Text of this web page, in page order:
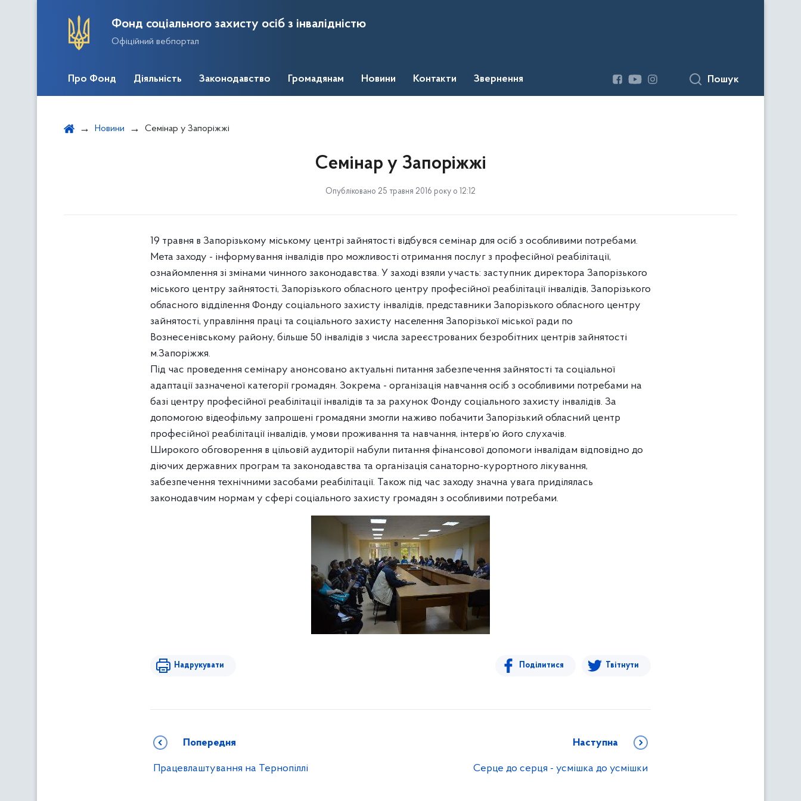
Фонд соціального захисту осіб з інвалідністю
Офіційний вебпортал
Про Фонд Діяльність Законодавство Громадянам Новини Контакти Звернення Пошук
Новини Семінар у Запоріжжі
Семінар у Запоріжжі
Опубліковано 25 травня 2016 року о 12:12
19 травня в Запорізькому міському центрі зайнятості відбувся семінар для осіб з особливими потребами.
Мета заходу - інформування інвалідів про можливості отримання послуг з професійної реабілітації,
ознайомлення зі змінами чинного законодавства. У заході взяли участь: заступник директора Запорізького
міського центру зайнятості, Запорізького обласного центру професійної реабілітації інвалідів, Запорізького
обласного відділення Фонду соціального захисту інвалідів, представники Запорізького обласного центру
зайнятості, управління праці та соціального захисту населення Запорізької міської ради по
Вознесенівському району, більше 50 інвалідів з числа зареєстрованих безробітних центрів зайнятості
м.Запоріжжя.
Під час проведення семінару анонсовано актуальні питання забезпечення зайнятості та соціальної
адаптації зазначеної категорії громадян. Зокрема - організація навчання осіб з особливими потребами на
базі центру професійної реабілітації інвалідів та за рахунок Фонду соціального захисту інвалідів. За
допомогою відеофільму запрошені громадяни змогли наживо побачити Запорізький обласний центр
професійної реабілітації інвалідів, умови проживання та навчання, інтерв’ю його слухачів.
Широкого обговорення в цільовій аудиторії набули питання фінансової допомоги інвалідам відповідно до
діючих державних програм та законодавства та організація санаторно-курортного лікування,
забезпечення технічними засобами реабілітації. Також під час заходу значна увага приділялась
законодавчим нормам у сфері соціального захисту громадян з особливими потребами.
Надрукувати Поділитися Твітнути
Попередня
Працевлаштування на Тернопіллі
Наступна
Серце до серця - усмішка до усмішки